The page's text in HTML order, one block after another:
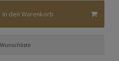
In den Warenkorb
Wunschliste